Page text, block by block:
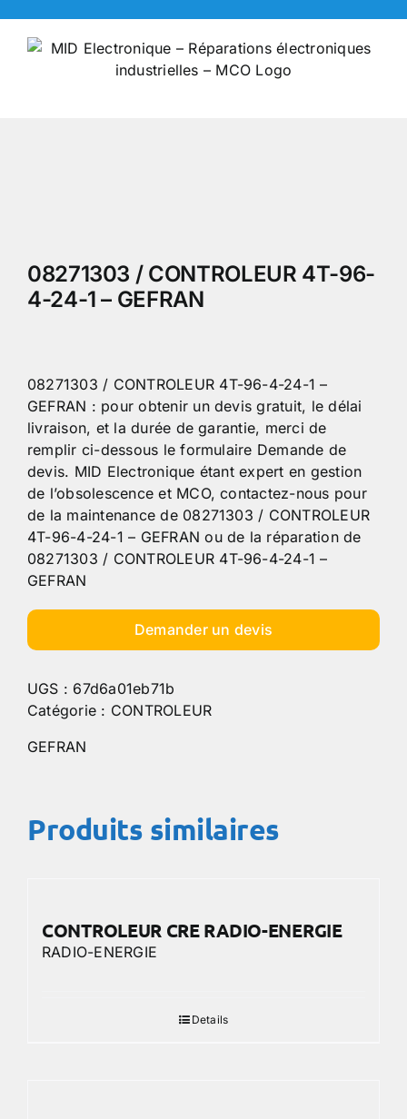
content
08271303 / CONTROLEUR 4T-96-
4-24-1 – GEFRAN
08271303 / CONTROLEUR 4T-96-4-24-1 –
GEFRAN : pour obtenir un devis gratuit, le délai
livraison, et la durée de garantie, merci de
remplir ci-dessous le formulaire Demande de
devis. MID Electronique étant expert en gestion
de l’obsolescence et MCO, contactez-nous pour
de la maintenance de 08271303 / CONTROLEUR
4T-96-4-24-1 – GEFRAN ou de la réparation de
08271303 / CONTROLEUR 4T-96-4-24-1 –
GEFRAN
Demander un devis
UGS : 67d6a01eb71b
Catégorie : CONTROLEUR
GEFRAN
Produits similaires
CONTROLEUR CRE RADIO-ENERGIE
RADIO-ENERGIE
Details